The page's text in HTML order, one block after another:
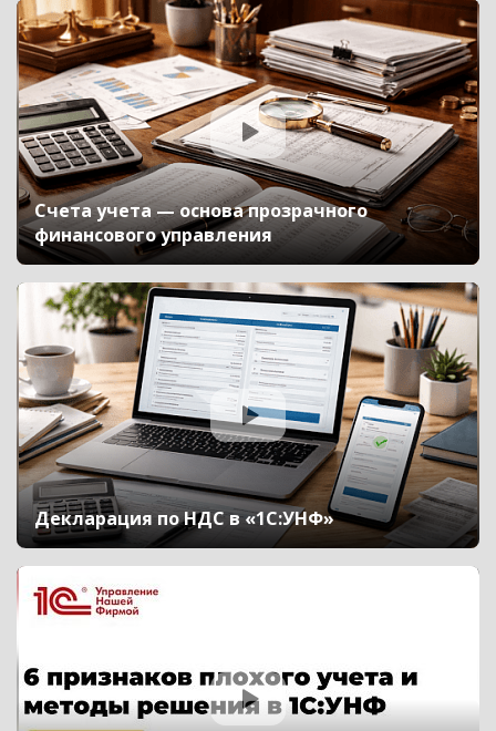
Счета учета — основа прозрачного
финансового управления
Декларация по НДС в «1С:УНФ»